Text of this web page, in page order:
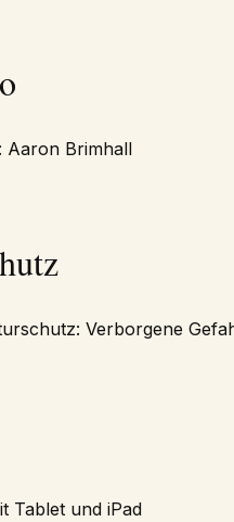
Aaron Brimhall
Verborgene
Tablet und iPad